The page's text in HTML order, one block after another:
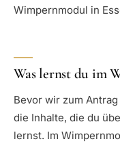
Wimpernmodul in
Was lernst du im
Bevor wir zum
die Inhalte, die du
lernst. Im